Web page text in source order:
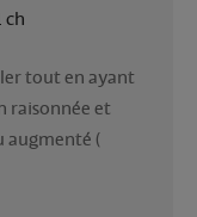
ch
tout en ayant
raisonnée et
augmenté (